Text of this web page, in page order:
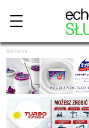
Reklama